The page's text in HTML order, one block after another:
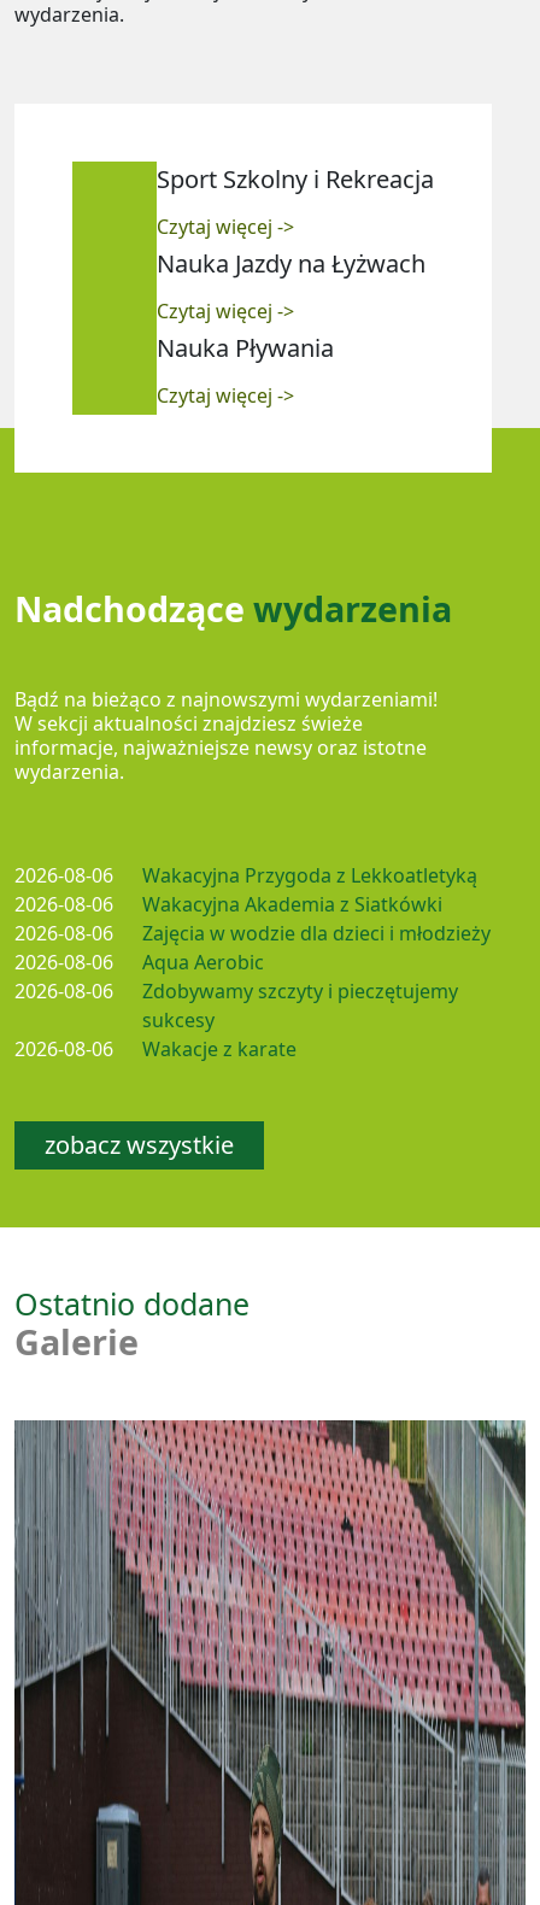
wydarzenia.
Sport Szkolny i Rekreacja
Czytaj więcej ->
Nauka Jazdy na Łyżwach
Czytaj więcej ->
Nauka Pływania
Czytaj więcej ->
Nadchodzące wydarzenia
Bądź na bieżąco z najnowszymi wydarzeniami!
W sekcji aktualności znajdziesz świeże
informacje, najważniejsze newsy oraz istotne
wydarzenia.
2026-08-06
Wakacyjna Przygoda z Lekkoatletyką
2026-08-06
Wakacyjna Akademia z Siatkówki
2026-08-06
Zajęcia w wodzie dla dzieci i młodzieży
2026-08-06
Aqua Aerobic
2026-08-06
Zdobywamy szczyty i pieczętujemy
sukcesy
2026-08-06
Wakacje z karate
zobacz wszystkie
Ostatnio dodane
Galerie